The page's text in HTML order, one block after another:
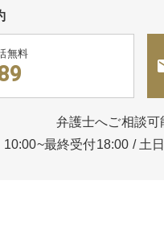
無料
弁護士へご相談可
10:00~最終受付18:00 / 土